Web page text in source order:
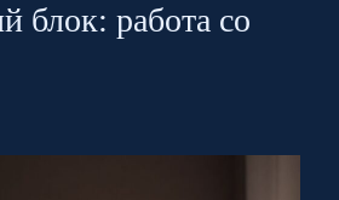
блок: работа со